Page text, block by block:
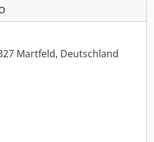
Martfeld, Deutschland